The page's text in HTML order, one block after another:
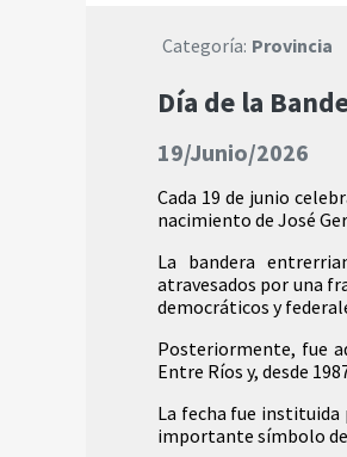
Categoría: Provincia
Día de la
19/Junio/2026
Cada 19 de junio
nacimiento de José
La bandera
atravesados por una
democráticos y
Posteriormente, fue
Entre Ríos y, desde
La fecha fue instituida
importante símbolo